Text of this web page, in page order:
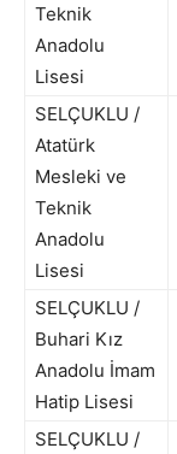
Teknik
Anadolu
Lisesi
SELÇUKLU /
Atatürk
Mesleki ve
Teknik
Anadolu
Lisesi
SELÇUKLU /
Buhari Kız
Anadolu İmam
Hatip Lisesi
SELÇUKLU /